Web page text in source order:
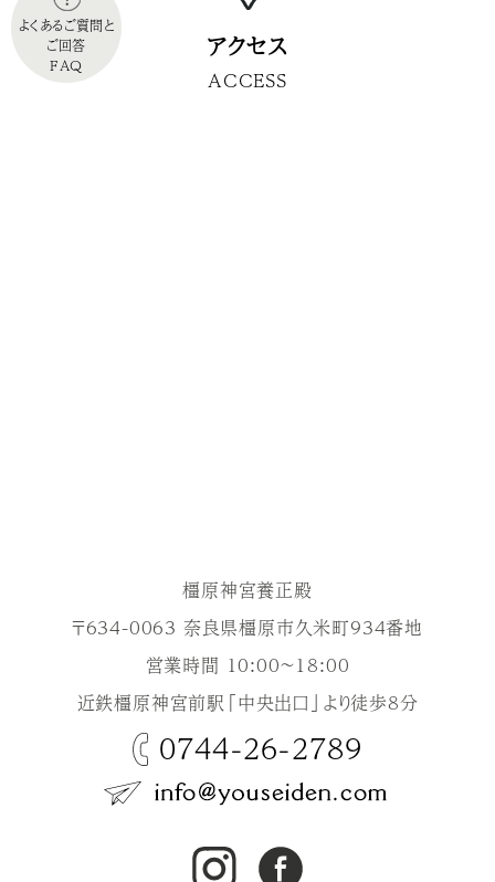
アクセス
ACCESS
橿原神宮養正殿
〒634-0063 奈良県橿原市久米町934番地
営業時間 10:00～18:00
近鉄橿原神宮前駅「中央出口」より徒歩8分
0744-26-2789
よくあるご質問と
ご回答
FAQ